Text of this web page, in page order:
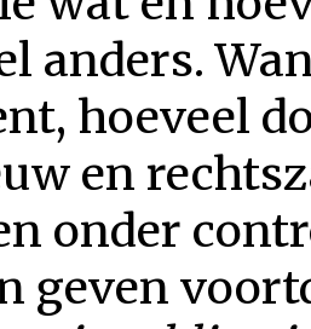
anders.
hoeveel
en
onder
geven